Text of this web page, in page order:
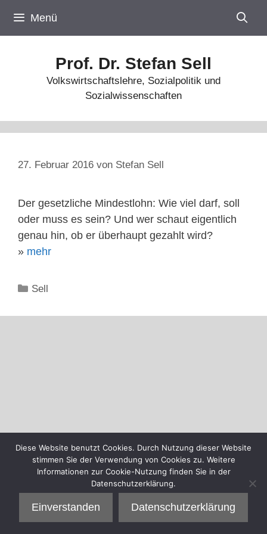
Inhalt
springen
Menü
Prof. Dr. Stefan Sell
Volkswirtschaftslehre, Sozialpolitik und
Sozialwissenschaften
27. Februar 2016 von Stefan Sell
Der gesetzliche Mindestlohn: Wie viel darf, soll
oder muss es sein? Und wer schaut eigentlich
genau hin, ob er überhaupt gezahlt wird?
» mehr
Kategorien
Sell
Diese Website benutzt Cookies. Durch Nutzung dieser Website
stimmen Sie der Verwendung von Cookies zu. Weitere
Informationen zur Cookie-Nutzung finden Sie in der
Datenschutzerklärung.
Einverstanden Datenschutzerklärung